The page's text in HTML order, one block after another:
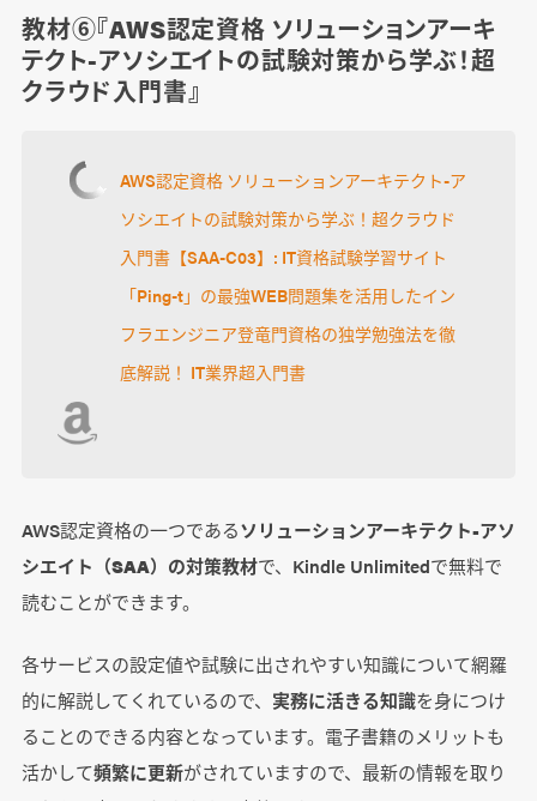
教材⑥『AWS認定資格 ソリューションアーキ
テクト-アソシエイトの試験対策から学ぶ！超
クラウド入門書』
AWS認定資格 ソリューションアーキテクト-ア
ソシエイトの試験対策から学ぶ！超クラウド
入門書【SAA-C03】: IT資格試験学習サイト
「Ping-t」の最強WEB問題集を活用したイン
フラエンジニア登竜門資格の独学勉強法を徹
底解説！ IT業界超入門書
AWS認定資格の一つであるソリューションアーキテクト-アソ
シエイト（SAA）の対策教材で、Kindle Unlimitedで無料で
読むことができます。
各サービスの設定値や試験に出されやすい知識について網羅
的に解説してくれているので、 実務に活きる知識を身につけ
ることのできる内容となっています。電子書籍のメリットも
活かして頻繁に更新がされていますので、最新の情報を取り